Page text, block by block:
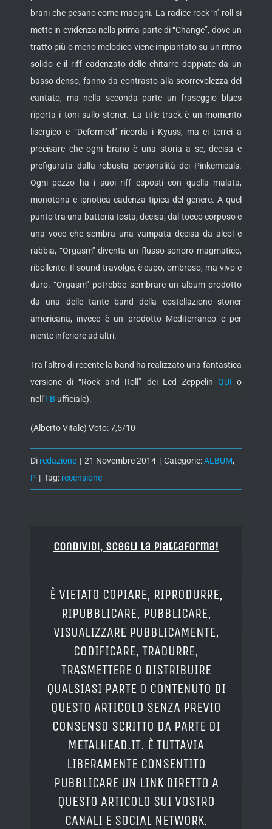
brani che pesano come macigni. La radice rock ‘n’ roll si
mette in evidenza nella prima parte di “Change”, dove un
tratto più o meno melodico viene impiantato su un ritmo
solido e il riff cadenzato delle chitarre doppiate da un
basso denso, fanno da contrasto alla scorrevolezza del
cantato, ma nella seconda parte un fraseggio blues
riporta i toni sullo stoner. La title track è un momento
lisergico e “Deformed” ricorda i Kyuss, ma ci terrei a
precisare che ogni brano è una storia a se, decisa e
prefigurata dalla robusta personalità dei Pinkemicals.
Ogni pezzo ha i suoi riff esposti con quella malata,
monotona e ipnotica cadenza tipica del genere. A quel
punto tra una batteria tosta, decisa, dal tocco corposo e
una voce che sembra una vampata decisa da alcol e
rabbia, “Orgasm” diventa un flusso sonoro magmatico,
ribollente. Il sound travolge, è cupo, ombroso, ma vivo e
duro. “Orgasm” potrebbe sembrare un album prodotto
da una delle tante band della costellazione stoner
americana, invece è un prodotto Mediterraneo e per
niente inferiore ad altri.
Tra l’altro di recente la band ha realizzato una fantastica
versione di “Rock and Roll” dei Led Zeppelin QUI o
nell’FB ufficiale).
(Alberto Vitale) Voto: 7,5/10
Di redazione | 21 Novembre 2014 | Categorie:ALBUM,
P | Tag: recensione
Condividi, Scegli la piattaforma!
È VIETATO COPIARE, RIPRODURRE,
RIPUBBLICARE, PUBBLICARE,
VISUALIZZARE PUBBLICAMENTE,
CODIFICARE, TRADURRE,
TRASMETTERE O DISTRIBUIRE
QUALSIASI PARTE O CONTENUTO DI
QUESTO ARTICOLO SENZA PREVIO
CONSENSO SCRITTO DA PARTE DI
METALHEAD.IT. È TUTTAVIA
LIBERAMENTE CONSENTITO
PUBBLICARE UN LINK DIRETTO A
QUESTO ARTICOLO SUI VOSTRO
CANALI E SOCIAL NETWORK.